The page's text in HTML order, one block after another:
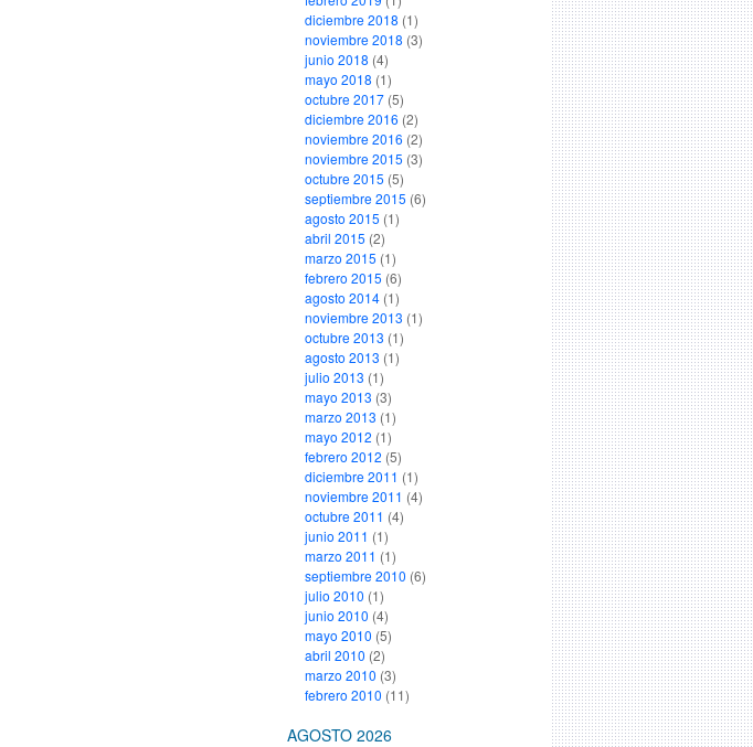
diciembre 2018 (1)
noviembre 2018 (3)
junio 2018 (4)
mayo 2018 (1)
octubre 2017(5)
diciembre 2016 (2)
noviembre 2016 (2)
noviembre 2015 (3)
octubre 2015 (5)
septiembre 2015 (6)
agosto 2015 (1)
abril 2015 (2)
marzo 2015 (1)
febrero 2015 (6)
agosto 2014(1)
noviembre 2013 (1)
octubre 2013 (1)
agosto 2013 (1)
julio 2013 (1)
mayo 2013 (3)
marzo 2013 (1)
mayo 2012 (1)
febrero 2012 (5)
diciembre 2011 (1)
noviembre 2011 (4)
octubre 2011 (4)
junio 2011 (1)
marzo 2011 (1)
septiembre 2010 (6)
julio 2010 (1)
junio 2010 (4)
mayo 2010 (5)
abril 2010 (2)
marzo 2010 (3)
febrero 2010 (11)
AGOSTO 2026